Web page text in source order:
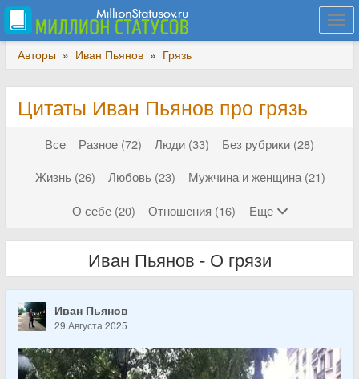
Авторы » Иван Пьянов » Грязь
Цитаты Иван Пьянов про грязь
Все Разное (72) Люди (33)
Без рубрики (28)
Жизнь (26)
Любовь (23)
Мужчина и женщина (21)
О себе (20)
Отношения (16) Еще
Иван Пьянов - О грязи
Иван Пьянов
29 Августа 2025